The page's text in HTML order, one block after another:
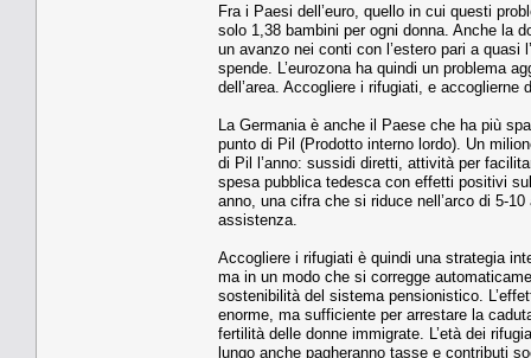
Fra i Paesi dell’euro, quello in cui questi
solo 1,38 bambini per ogni donna. Anche la
un avanzo nei conti con l’estero pari a quasi
spende. L’eurozona ha quindi un problema
dell’area. Accogliere i rifugiati, e
La Germania è anche il Paese che ha più
punto di Pil (Prodotto interno lordo). Un
di Pil l’anno: sussidi diretti, attività per
spesa pubblica tedesca con effetti positivi
anno, una cifra che si riduce nell’arco di 5-
assistenza.
Accogliere i rifugiati è quindi una strategia
ma in un modo che si corregge
sostenibilità del sistema pensionistico.
enorme, ma sufficiente per arrestare la
fertilità delle donne immigrate. L’età dei
lungo anche pagheranno tasse e contributi